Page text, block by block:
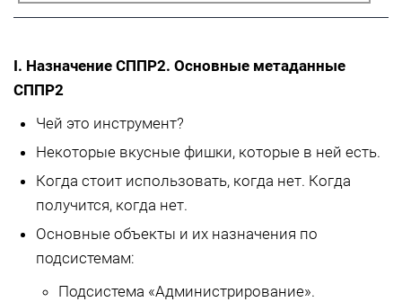
I. Назначение СППР2. Основные метаданные
СППР2
Чей это инструмент?
Некоторые вкусные фишки, которые в ней есть.
Когда стоит использовать, когда нет. Когда
получится, когда нет.
Основные объекты и их назначения по
подсистемам:
Подсистема «Администрирование».